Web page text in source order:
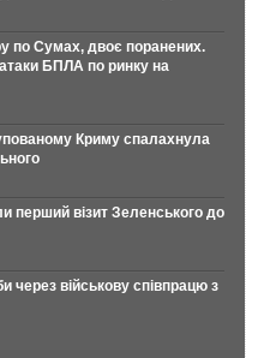
по Сумах, двоє поранених.
БПЛА по ринку на
Криму спалахнула
перший візит Зеленського до
через військову співпрацю з